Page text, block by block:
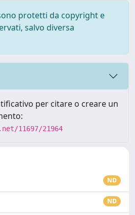
protetti da copyright e
salvo diversa
per citare o creare un
11697/21964
ND
ND